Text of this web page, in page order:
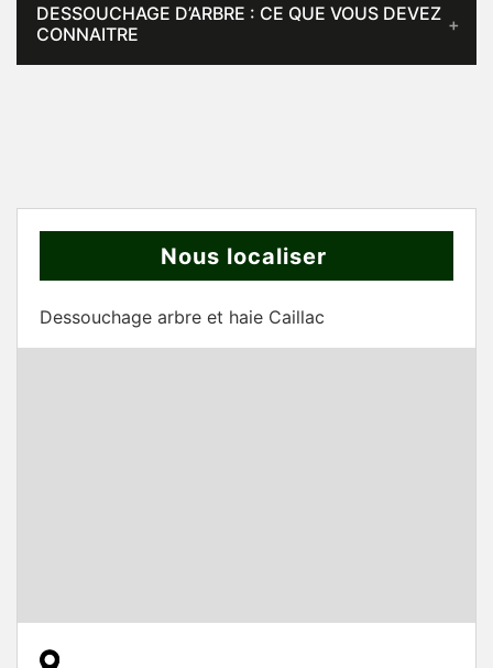
DESSOUCHAGE D’ARBRE : CE QUE VOUS DEVEZ
CONNAITRE
Nous localiser
Dessouchage arbre et haie Caillac